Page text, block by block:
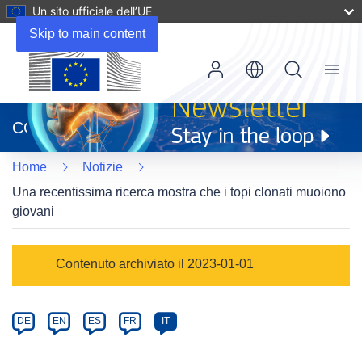
Skip to main content
Un sito ufficiale dell’UE
apre
in
una
nuova
finestra)
CORDIS
Menu
Home
Notizie
Una recentissima ricerca mostra che i topi clonati muoiono
giovani
Category
Contenuto archiviato il 2023-01-01
Article
available
DE EN ES FR IT